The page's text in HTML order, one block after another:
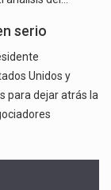
serio
Unidos y
para dejar atrás la